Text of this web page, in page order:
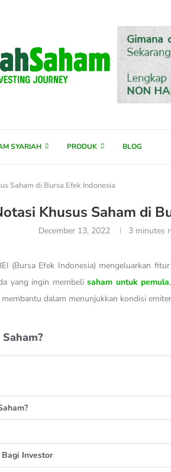
SYARIAH PRODUK BLOG
Saham di Bursa Efek Indonesia
Khusus Saham di
December 13, 2022 3 minutes
(Bursa Efek Indonesia) mengeluarkan
yang ingin membelisaham untuk pemula
dalam menunjukkan kondisi
Investor